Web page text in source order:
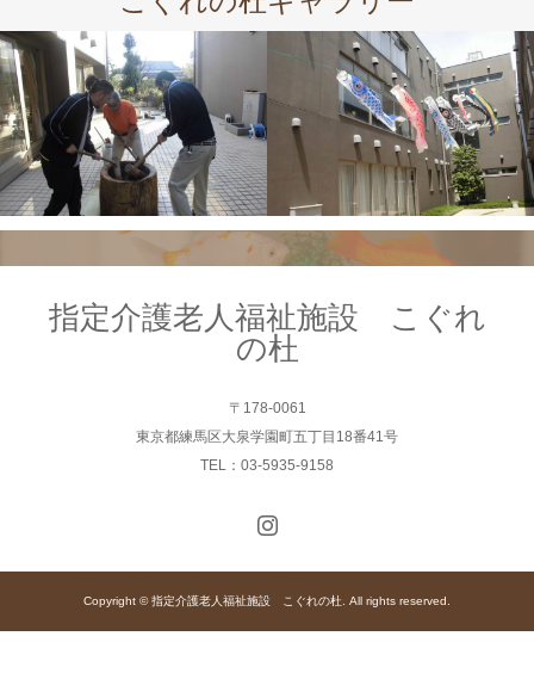
指定介護老人福祉施設 こぐれ
の杜
〒178-0061
東京都練馬区大泉学園町五丁目18番41号
TEL：03-5935-9158
Copyright © 指定介護老人福祉施設 こぐれの杜. All rights reserved.